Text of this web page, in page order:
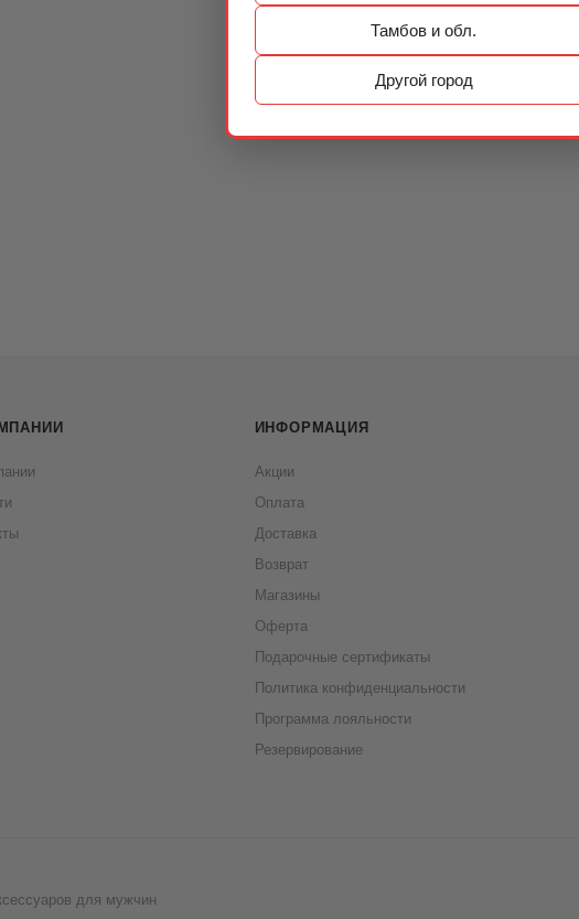
Тамбов и обл.
Другой город
ИНФОРМАЦИЯ
Акции
Оплата
Доставка
Возврат
Магазины
Оферта
Подарочные сертификаты
Политика конфиденциальности
Программа лояльности
Резервирование
для мужчин